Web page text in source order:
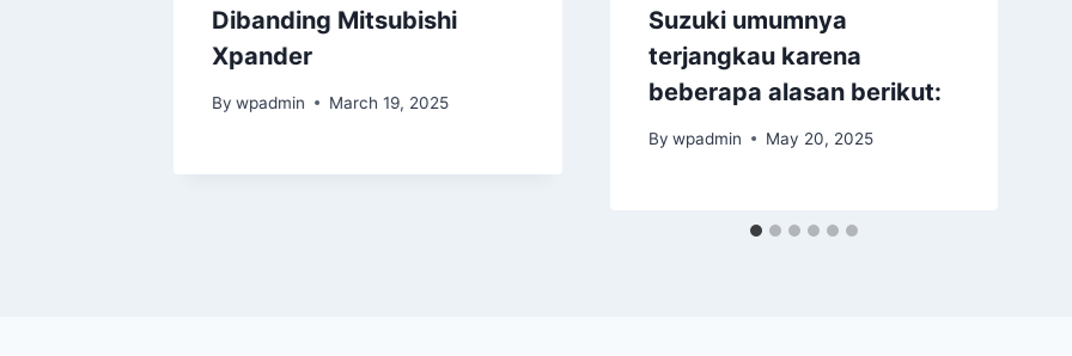
Dibanding Mitsubishi
Xpander
By wpadmin March 19, 2025
Suzuki umumnya
terjangkau karena
beberapa alasan berikut:
By wpadmin May 20, 2025